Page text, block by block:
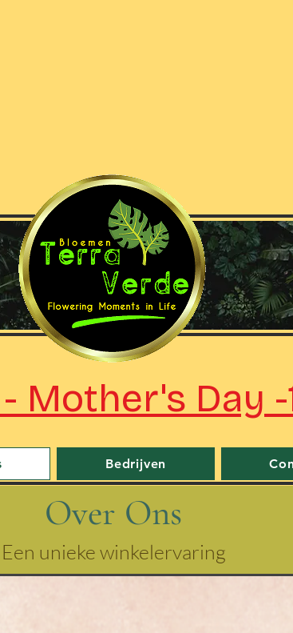
Mother's Day
Bedrijven
Over Ons
Een unieke winkelervaring